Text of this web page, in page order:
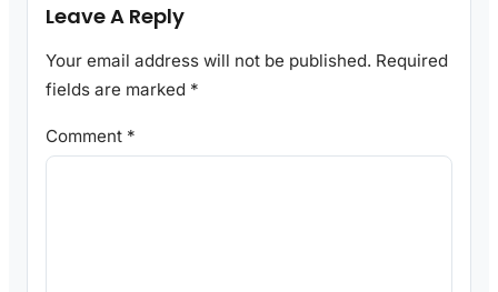
Leave A Reply
Your email address will not be published. Required
fields are marked *
Comment *